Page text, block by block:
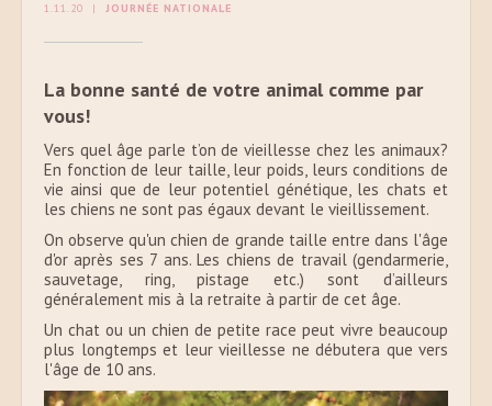
1.11.20 | JOURNÉE NATIONALE
La bonne santé de votre animal comme par
vous!
Vers quel âge parle t’on de vieillesse chez les animaux?
En fonction de leur taille, leur poids, leurs conditions de
vie ainsi que de leur potentiel génétique, les chats et
les chiens ne sont pas égaux devant le vieillissement.
On observe qu'un chien de grande taille entre dans l'âge
d'or après ses 7 ans. Les chiens de travail (gendarmerie,
sauvetage, ring, pistage etc.) sont d’ailleurs
généralement mis à la retraite à partir de cet âge.
Un chat ou un chien de petite race peut vivre beaucoup
plus longtemps et leur vieillesse ne débutera que vers
l'âge de 10 ans.